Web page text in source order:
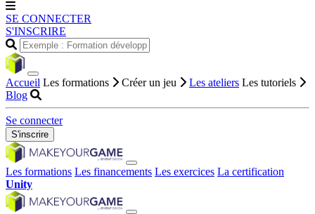
SE CONNECTER
S'INSCRIRE
Accueil Les formations Créer un jeu Les ateliers Les tutoriels
Blog
Se connecter
S'inscrire
Les formations Les financements Les exercices La certification
Unity